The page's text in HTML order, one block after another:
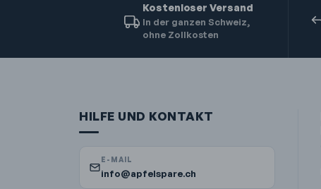
Kostenloser Versand
In der ganzen Schweiz,
ohne Zollkosten
HILFE UND KONTAKT
E-MAIL
info@apfelspare.ch